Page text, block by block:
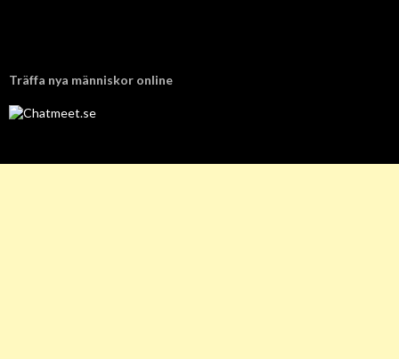
Träffa nya människor online